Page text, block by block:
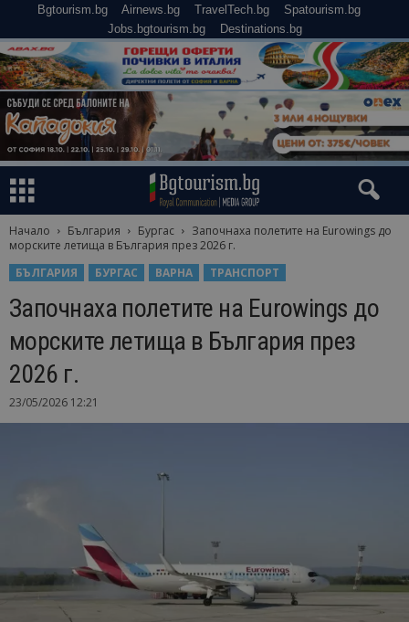
Bgtourism.bg Airnews.bg TravelTech.bg
Spatourism.bg
Jobs.bgtourism.bg
Destinations.bg
Начало България Бургас
Започнаха полетите на Eurowings до
морските летища в България през 2026 г.
БЪЛГАРИЯ
БУРГАС ВАРНА ТРАНСПОРТ
Започнаха полетите на Eurowings до
морските летища в България през
2026 г.
23/05/2026 12:21